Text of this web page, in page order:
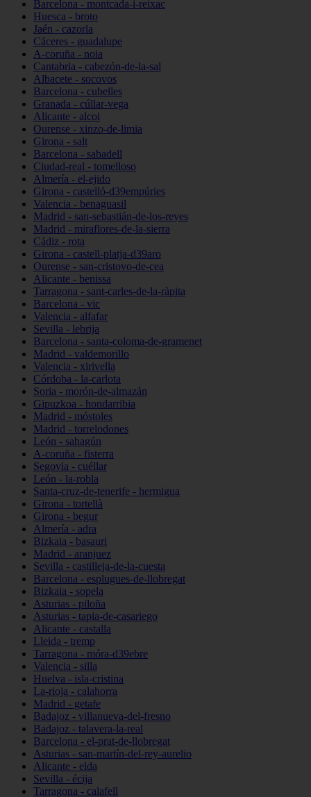
Barcelona - montcada-i-reixac
Huesca - broto
Jaén - cazorla
Cáceres - guadalupe
A-coruña - noia
Cantabria - cabezón-de-la-sal
Albacete - socovos
Barcelona - cubelles
Granada - cúllar-vega
Alicante - alcoi
Ourense - xinzo-de-limia
Girona - salt
Barcelona - sabadell
Ciudad-real - tomelloso
Almería - el-ejido
Girona - castelló-d39empúries
Valencia - benaguasil
Madrid - san-sebastián-de-los-reyes
Madrid - miraflores-de-la-sierra
Cádiz - rota
Girona - castell-platja-d39aro
Ourense - san-cristovo-de-cea
Alicante - benissa
Tarragona - sant-carles-de-la-ràpita
Barcelona - vic
Valencia - alfafar
Sevilla - lebrija
Barcelona - santa-coloma-de-gramenet
Madrid - valdemorillo
Valencia - xirivella
Córdoba - la-carlota
Soria - morón-de-almazán
Gipuzkoa - hondarribia
Madrid - móstoles
Madrid - torrelodones
León - sahagún
A-coruña - fisterra
Segovia - cuéllar
León - la-robla
Santa-cruz-de-tenerife - hermigua
Girona - tortellà
Girona - begur
Almería - adra
Bizkaia - basauri
Madrid - aranjuez
Sevilla - castilleja-de-la-cuesta
Barcelona - esplugues-de-llobregat
Bizkaia - sopela
Asturias - piloña
Asturias - tapia-de-casariego
Alicante - castalla
Lleida - tremp
Tarragona - móra-d39ebre
Valencia - silla
Huelva - isla-cristina
La-rioja - calahorra
Madrid - getafe
Badajoz - villanueva-del-fresno
Badajoz - talavera-la-real
Barcelona - el-prat-de-llobregat
Asturias - san-martín-del-rey-aurelio
Alicante - elda
Sevilla - écija
Tarragona - calafell